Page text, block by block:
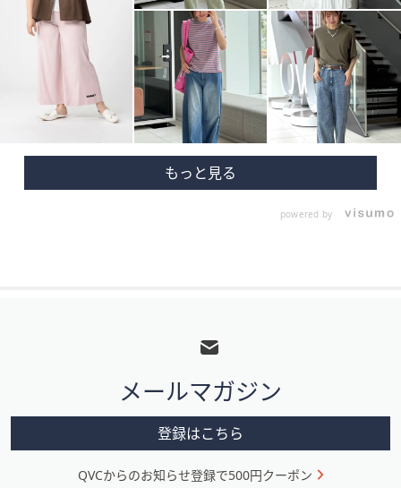
powered by
メ
ニ
メールマガジン
登録はこちら
QVCからのお知らせ登録で500円クーポン